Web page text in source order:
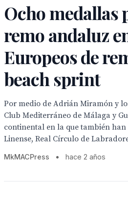
Ocho medallas
remo andaluz
Europeos de
beach sprint
Por medio de Adrián Miramón y
Club Mediterráneo de Málaga y
continental en la que también
Linense, Real Círculo de
MkMACPress • hace 2 años